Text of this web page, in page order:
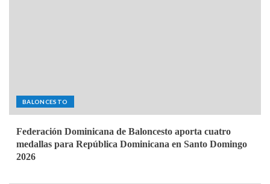
BALONCESTO
Federación Dominicana de Baloncesto aporta cuatro
medallas para República Dominicana en Santo Domingo
2026